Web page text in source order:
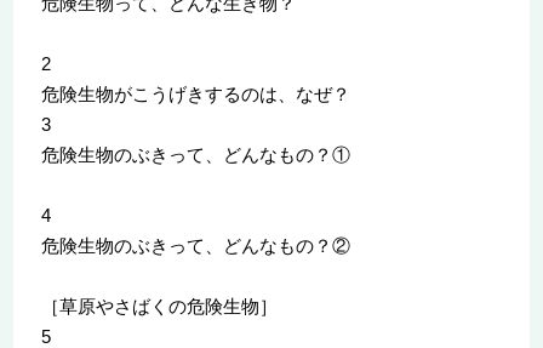
2
危険生物がこうげきするのは、なぜ？
3
危険生物のぶきって、どんなもの？①
4
危険生物のぶきって、どんなもの？②
［草原やさばくの危険生物］
5